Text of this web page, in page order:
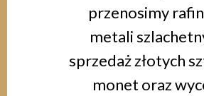
przenosimy
metali
sprzedaż złotych
monet oraz